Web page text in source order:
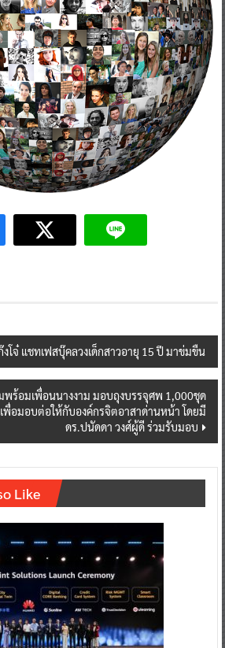
โจ๋ แชทเฟสบุ๊คลวงเด็กสาวอายุ 15 ปี มาข่มขืน
ร้อมเพื่อนนางงาม มอบถุงบรรจุศพ 1,000ชุด
พื่อมอบต่อให้กับองค์กรจิตอาสาด่านหน้า โดยมี
ดร.ปนัดดา วงศ์ผู้ดี ร่วมรับมอบ
Like